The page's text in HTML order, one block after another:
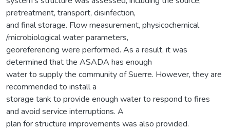
pretreatment, transport, disinfection,
and final storage. Flow measurement, physicochemical
/microbiological water parameters,
georeferencing were performed. As a result, it was
determined that the ASADA has enough
water to supply the community of Suerre. However, they are
recommended to install a
storage tank to provide enough water to respond to fires
and avoid service interruptions. A
plan for structure improvements was also provided.